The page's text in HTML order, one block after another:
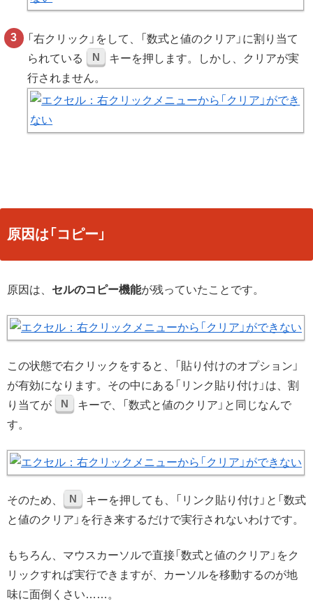
「右クリック」をして、「数式と値のクリア」に割り当て
られている
N
キーを押します。しかし、クリアが実
行されません。
原因は「コピー」
原因は、 セルのコピー機能が残っていたことです。
この状態で右クリックをすると、「貼り付けのオプション」
が有効になります。その中にある「リンク貼り付け」は、割
り当てが
N
キーで、「数式と値のクリア」と同じなんで
す。
そのため、 N
キーを押しても、「リンク貼り付け」と「数式
と値のクリア」を行き来するだけで実行されないわけです。
もちろん、マウスカーソルで直接「数式と値のクリア」をク
リックすれば実行できますが、カーソルを移動するのが地
味に面倒くさい……。